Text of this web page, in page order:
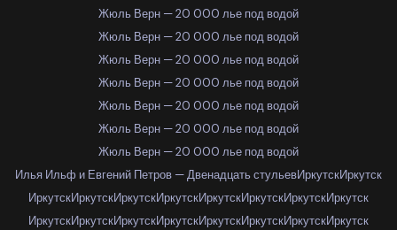
Жюль Верн — 20 000 лье под водой
Жюль Верн — 20 000 лье под водой
Жюль Верн — 20 000 лье под водой
Жюль Верн — 20 000 лье под водой
Жюль Верн — 20 000 лье под водой
Жюль Верн — 20 000 лье под водой
Жюль Верн — 20 000 лье под водой
Илья Ильф и Евгений Петров — Двенадцать стульевИркутскИркутск
ИркутскИркутскИркутскИркутскИркутскИркутскИркутскИркутск
ИркутскИркутскИркутскИркутскИркутскИркутскИркутскИркутск